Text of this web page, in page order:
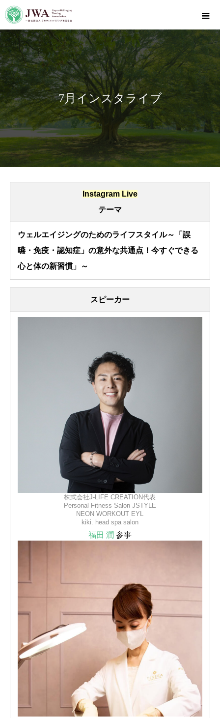
7月インスタライブ
Instagram Live
テーマ
ウェルエイジングのためのライフスタイル～「誤
嚥・免疫・認知症」の意外な共通点！今すぐできる
心と体の新習慣」～
スピーカー
株式会社J-LIFE CREATION代表
Personal Fitness Salon JSTYLE
NEON WORKOUT EYL
kiki. head spa salon
福田 潤 参事